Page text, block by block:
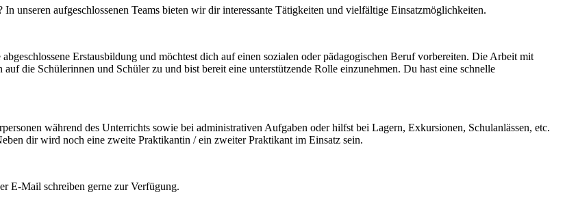
unseren aufgeschlossenen Teams bieten wir dir interessante Tätigkeiten und vielfältige Einsatzmöglichkeiten.
Erstausbildung und möchtest dich auf einen sozialen oder pädagogischen Beruf vorbereiten. Die Arbeit mit
die Schülerinnen und Schüler zu und bist bereit eine unterstützende Rolle einzunehmen. Du hast eine schnelle
während des Unterrichts sowie bei administrativen Aufgaben oder hilfst bei Lagern, Exkursionen, Schulanlässen, etc.
dir wird noch eine zweite Praktikantin / ein zweiter Praktikant im Einsatz sein.
E-Mail schreiben gerne zur Verfügung.